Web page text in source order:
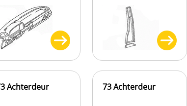
Achterdeur 73 Achterdeur